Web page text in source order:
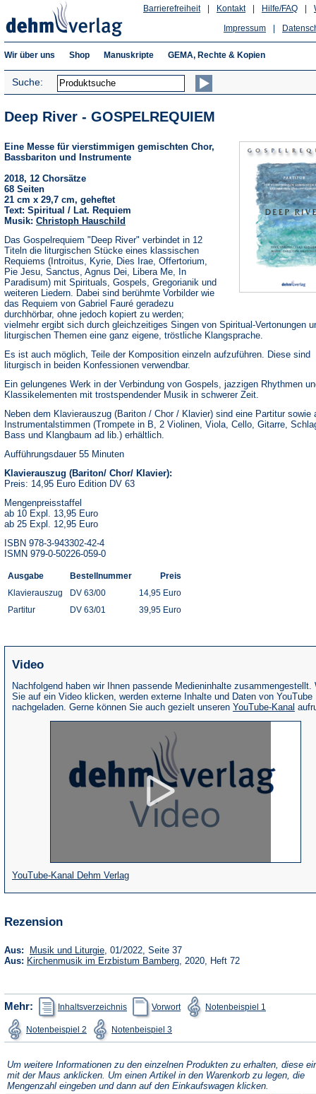
Hilfe/FAQ
Kontakt
Barrierefreiheit
Impressum
Wir über uns Shop Manuskripte GEMA, Rechte & Kopien
Suche:
Deep River - GOSPELREQUIEM
Eine Messe für vierstimmigen gemischten Chor,
Bassbariton und Instrumente
2018, 12 Chorsätze
68 Seiten
21 cm x 29,7 cm, geheftet
Text: Spiritual / Lat. Requiem
Musik: Christoph Hauschild
Das Gospelrequiem "Deep River" verbindet in 12
Titeln die liturgischen Stücke eines klassischen
Requiems (Introitus, Kyrie, Dies Irae, Offertorium,
Pie Jesu, Sanctus, Agnus Dei, Libera Me, In
Paradisum) mit Spirituals, Gospels, Gregorianik und
weiteren Liedern. Dabei sind berühmte Vorbilder wie
das Requiem von Gabriel Fauré geradezu
durchhörbar, ohne jedoch kopiert zu werden;
vielmehr ergibt sich durch gleichzeitiges Singen von Spiritual-Vertonungen
liturgischen Themen eine ganz eigene, tröstliche Klangsprache.
Es ist auch möglich, Teile der Komposition einzeln aufzuführen. Diese sind
liturgisch in beiden Konfessionen verwendbar.
Ein gelungenes Werk in der Verbindung von Gospels, jazzigen Rhythmen
Klassikelementen mit trostspendender Musik in schwerer Zeit.
Neben dem Klavierauszug (Bariton / Chor / Klavier) sind eine Partitur sowie
Instrumentalstimmen (Trompete in B, 2 Violinen, Viola, Cello, Gitarre,
Bass und Klangbaum ad lib.) erhältlich.
Aufführungsdauer 55 Minuten
Klavierauszug (Bariton/ Chor/ Klavier):
Preis: 14,95 Euro Edition DV 63
Mengenpreisstaffel
ab 10 Expl. 13,95 Euro
ab 25 Expl. 12,95 Euro
ISBN 978-3-943302-42-4
ISMN 979-0-50226-059-0
Ausgabe Bestellnummer
Preis
Klavierauszug
DV 63/00
14,95 Euro
Partitur
DV 63/01 39,95 Euro
Video
Nachfolgend haben wir Ihnen passende Medieninhalte zusammengestellt.
Sie auf ein Video klicken, werden externe Inhalte und Daten von YouTube
nachgeladen. Gerne können Sie auch gezielt unseren YouTube-Kanal
YouTube-Kanal Dehm Verlag(Öffnet
in
Tab)
Rezension
Aus: Musik und Liturgie(Öffnet
in
, 01/2022, Seite 37
Aus: Kirchenmusik im Erzbistum Bamberg(Öffnet
Tab)
, 2020, Heft 72
Mehr: Inhaltsverzeichnis
(Öffnet
in
einem
neuen
Tab)
Vorwort
(Öffnet
in
einem
Tab)
Notenbeispiel 1in
Tab)
Notenbeispiel 2
(Öffnet
in
einem
Tab)
Notenbeispiel 3in
einem
Tab)
Um weitere Informationen zu den einzelnen Produkten zu erhalten, diese
mit der Maus anklicken. Um einen Artikel in den Warenkorb zu legen, die
Mengenzahl eingeben und dann auf den Einkaufswagen klicken.